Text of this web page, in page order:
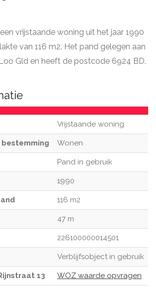
vrijstaande woning uit het jaar 1990
van 116 m2. Het pand gelegen aan
Gld en heeft de postcode 6924 BD.
Vrijstaande woning
Wonen
Pand in gebruik
1990
116 m2
47 m
226100000014501
Verblijfsobject in gebruik
13 WOZ waarde opvragen